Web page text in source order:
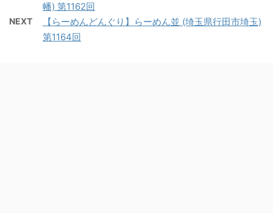
幡) 第1162回
NEXT
【らーめんどんぐり】らーめん並 (埼玉県行田市埼玉)
第1164回